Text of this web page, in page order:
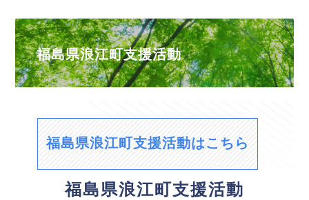
福島県浪江町支援活動
福島県浪江町支援活動はこちら
福島県浪江町支援活動